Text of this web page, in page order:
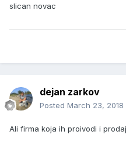
slican novac
dejan zarkov
Posted March 23, 2018
Ali firma koja ih proivodi i